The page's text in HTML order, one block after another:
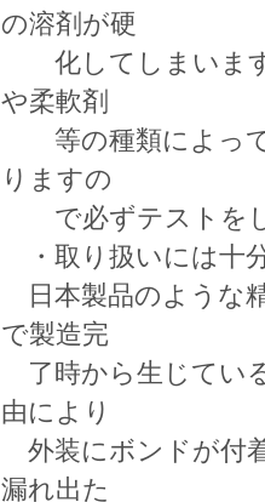
の溶剤が硬
化してしまいます
や柔軟剤
等の種類によって
りますの
で必ずテストをし
・取り扱いには十
日本製品のような
で製造完
了時から生じてい
由により
外装にボンドが付
漏れ出た